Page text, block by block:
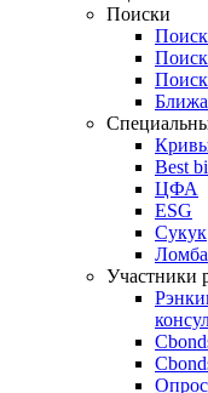
Облигации
Поиски
Поиск
Best
ЦФА
ESG
Сукук
Участники